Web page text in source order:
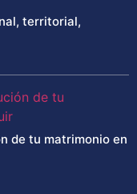
territorial,
de tu matrimonio en